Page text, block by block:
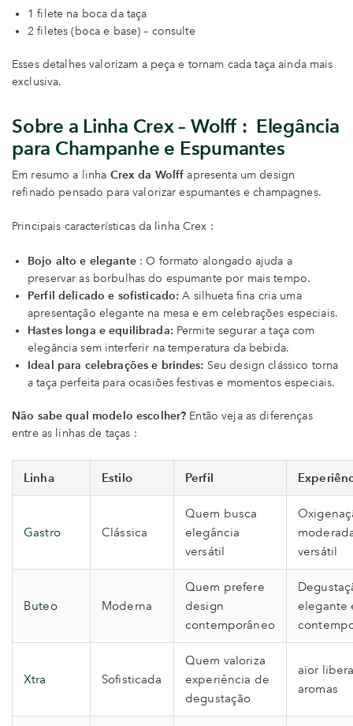
1 filete na boca da taça
2 filetes (boca e base) – consulte
Esses detalhes valorizam a peça e tornam cada taça ainda mais
exclusiva.
Sobre a Linha Crex – Wolff : Elegância
para Champanhe e Espumantes
Em resumo a linha Crex da Wolff apresenta um design
refinado pensado para valorizar espumantes e champagnes.
Principais características da linha Crex :
Bojo alto e elegante : O formato alongado ajuda a
preservar as borbulhas do espumante por mais tempo.
Perfil delicado e sofisticado: A silhueta fina cria uma
apresentação elegante na mesa e em celebrações especiais.
Hastes longa e equilibrada: Permite segurar a taça com
elegância sem interferir na temperatura da bebida.
Ideal para celebrações e brindes: Seu design clássico torna
a taça perfeita para ocasiões festivas e momentos especiais.
Não sabe qual modelo escolher? Então veja as diferenças
entre as linhas de taças :
Linha Estilo Perfil
Gastro Clássica
Quem busca
elegância
versátil
versátil
Buteo Moderna
Quem prefere
design
contemporâneo
elegante
Xtra Sofisticada
Quem valoriza
experiência de
degustação
aior
aromas